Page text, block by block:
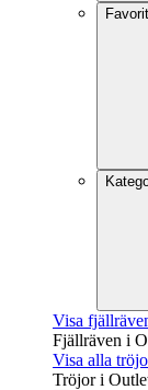
Visa
Fjällräven i
Visa alla
Tröjor i